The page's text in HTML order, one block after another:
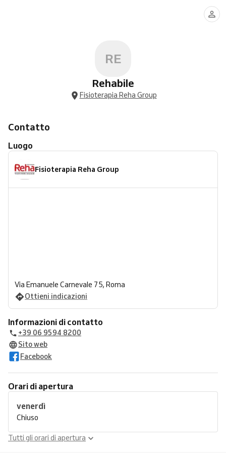
RE
Rehabile
Fisioterapia Reha Group
Contatto
Luogo
Fisioterapia Reha Group
Via Emanuele Carnevale 75, Roma
Ottieni indicazioni
Informazioni di contatto
+39 06 9594 8200
Sito web
Facebook
Orari di apertura
venerdì
Chiuso
Tutti gli orari di apertura